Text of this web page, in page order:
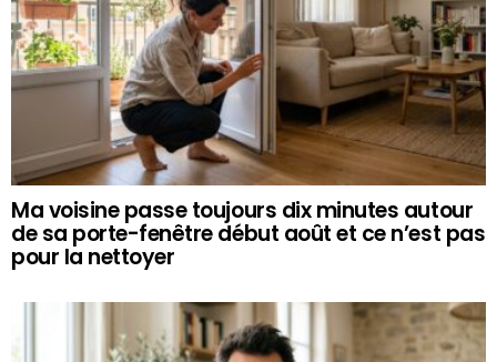
Ma voisine passe toujours dix minutes autour
de sa porte-fenêtre début août et ce n’est pas
pour la nettoyer